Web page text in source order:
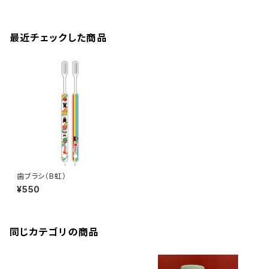
最近チェックした商品
歯ブラシ（B虹）
¥550
同じカテゴリの商品